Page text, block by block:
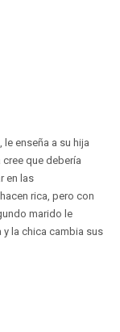
le enseña a su hija
que debería
en las
rica, pero con
marido le
la chica cambia sus